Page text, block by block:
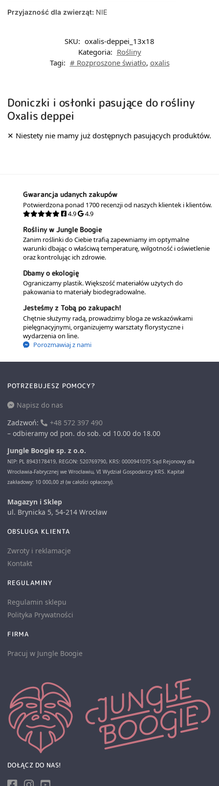
Przyjazność dla zwierząt: NIE
SKU: oxalis-deppei_13x18
Kategoria: Rośliny
Tagi: # Rozproszone światło, oxalis
Doniczki i osłonki pasujące do rośliny
Oxalis deppei
Gwarancja udanych zakupów
Potwierdzona ponad 1700 recenzji od naszych klientek i klientów.
4.9
4.9
Rośliny w Jungle Boogie
Zanim roślinki do Ciebie trafią zapewniamy im optymalne
warunki dbając o właściwą temperaturę, wilgotność i oświetlenie
oraz kontrolując ich zdrowie.
Dbamy o ekologię
Ograniczamy plastik. Większość materiałów użytych do
pakowania to materiały biodegradowalne.
Jesteśmy z Tobą po zakupach!
Chętnie służymy radą, prowadzimy bloga ze wskazówkami
pielęgnacyjnymi, organizujemy warsztaty florystyczne i
wydarzenia on line.
Porozmawiaj z nami
POTRZEBUJESZ POMOCY?
Napisz do nas
Zadzwoń:
+48 572 397 490
– odbieramy od pon. do sob. od 10.00 do 18.00
Jungle Boogie sp. z o.o.
NIP: PL 8943178419, REGON: 520769790, KRS: 0000941075 Sąd Rejonowy dla
Wrocławia-Fabrycznej we Wrocławiu, VI Wydział Gospodarczy KRS. Kapitał
zakładowy: 10 000,00 zł (w całości opłacony).
Magazyn i Sklep
ul. Brynicka 5, 54-214 Wrocław
OBSLUGA KLIENTA
Zwroty i reklamacje
Kontakt
REGULAMINY
Regulamin sklepu
Polityka Prywatności
FIRMA
Pracuj w Jungle Boogie
DOŁĄCZ DO NAS!